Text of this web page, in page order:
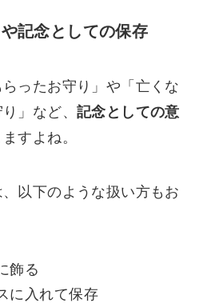
記念としての保存
ったお守り」や「亡くな
」など、記念としての意
すよね。
以下のような扱い方もお
飾る
に入れて保存